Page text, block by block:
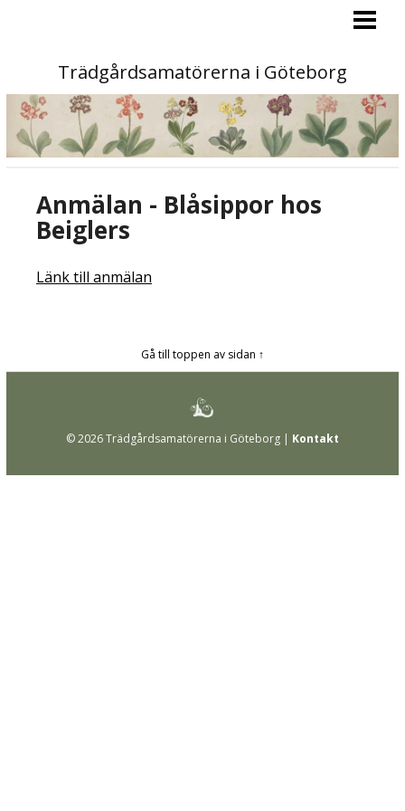
AKTIVITETER
KONTAKT
TAG-BLADET
Trädgårdsamatörerna i Göteborg
Anmälan - Blåsippor hos
Beiglers
Länk till anmälan
Gå till toppen av sidan ↑
© 2026 Trädgårdsamatörerna i Göteborg | Kontakt